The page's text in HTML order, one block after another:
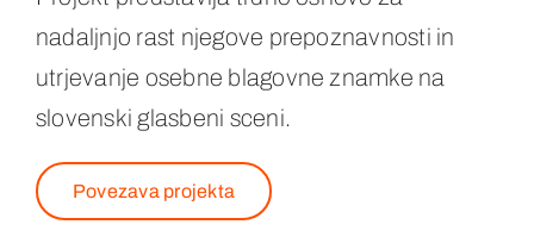
nadaljnjo rast njegove prepoznavnosti in
utrjevanje osebne blagovne znamke na
slovenski glasbeni sceni.
Povezava projekta